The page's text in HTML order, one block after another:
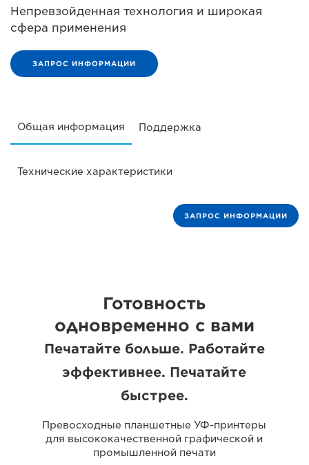
Непревзойденная технология и широкая
сфера применения
ЗАПРОС ИНФОРМАЦИИ
Общая информация Поддержка
Технические характеристики
ЗАПРОС ИНФОРМАЦИИ
Готовность
одновременно с вами
Печатайте больше. Работайте
эффективнее. Печатайте
быстрее.
Превосходные планшетные УФ-принтеры
для высококачественной графической и
промышленной печати